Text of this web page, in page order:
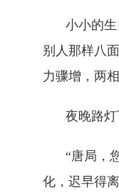
小小的
别人那样八
力骤增，两
夜晚路
“唐局，
化，迟早得